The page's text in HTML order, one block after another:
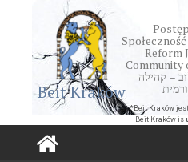
Beit Kraków
Reform
Community
– קהילה
*Beit Kraków jest
Beit Kraków is